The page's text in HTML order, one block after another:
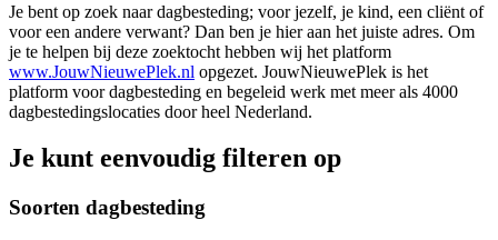
Je bent op zoek naar dagbesteding; voor jezelf, je kind, een cliënt of
voor een andere verwant? Dan ben je hier aan het juiste adres. Om
je te helpen bij deze zoektocht hebben wij het platform
www.JouwNieuwePlek.nl opgezet. JouwNieuwePlek is het
platform voor dagbesteding en begeleid werk met meer als 4000
dagbestedingslocaties door heel Nederland.
Je kunt eenvoudig filteren op
Soorten dagbesteding